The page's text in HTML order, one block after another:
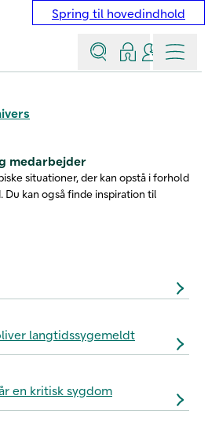
Spring til hovedindhold
Søg Log indKontakt
Menu
medarbejder
situationer, der kan opstå i forhold
kan også finde inspiration til
langtidssygemeldt
en kritisk sygdom